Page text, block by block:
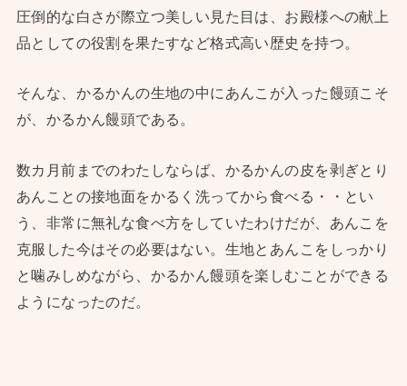
圧倒的な白さが際立つ美しい見た目は、お殿様への献上
品としての役割を果たすなど格式高い歴史を持つ。
そんな、かるかんの生地の中にあんこが入った饅頭こそ
が、かるかん饅頭である。
数カ月前までのわたしならば、かるかんの皮を剥ぎとり
あんことの接地面をかるく洗ってから食べる・・とい
う、非常に無礼な食べ方をしていたわけだが、あんこを
克服した今はその必要はない。生地とあんこをしっかり
と噛みしめながら、かるかん饅頭を楽しむことができる
ようになったのだ。